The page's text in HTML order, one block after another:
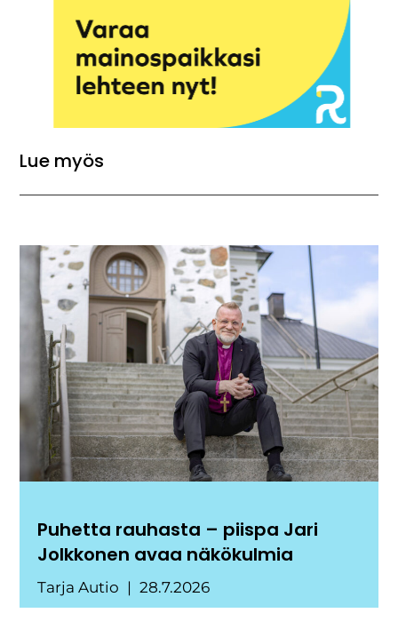
Lue myös
Puhetta rauhasta – piispa Jari
Jolkkonen avaa näkökulmia
Tarja Autio 28.7.2026